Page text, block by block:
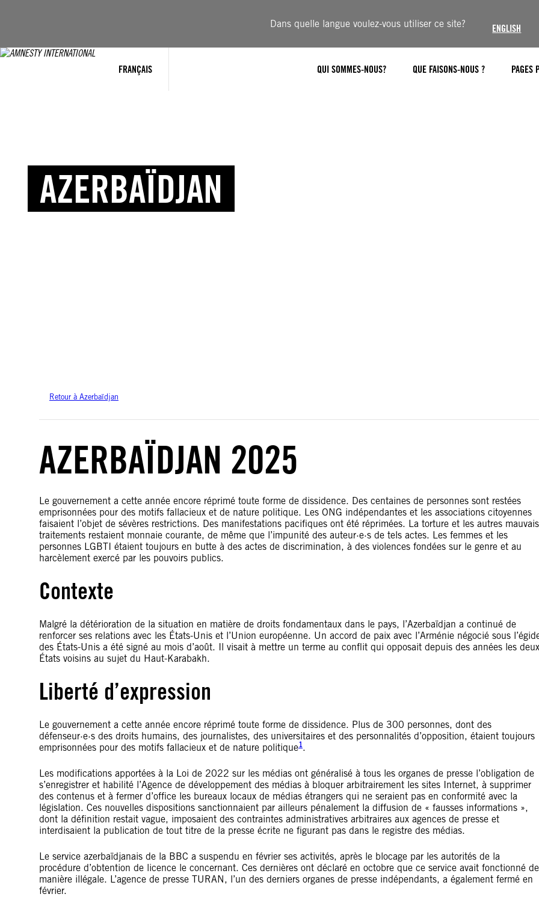
Dans quelle langue voulez-vous utiliser ce site? ENGLISH
FRANÇAIS QUI SOMMES-NOUS? QUE FAISONS-NOUS ? PAGES
AZERBAÏDJAN
Retour à Azerbaïdjan
AZERBAÏDJAN 2025
Le gouvernement a cette année encore réprimé toute forme de dissidence. Des centaines de personnes sont restées
emprisonnées pour des motifs fallacieux et de nature politique. Les ONG indépendantes et les associations citoyennes
faisaient l’objet de sévères restrictions. Des manifestations pacifiques ont été réprimées. La torture et les autres mauvais
traitements restaient monnaie courante, de même que l’impunité des auteur·e·s de tels actes. Les femmes et les
personnes LGBTI étaient toujours en butte à des actes de discrimination, à des violences fondées sur le genre et au
harcèlement exercé par les pouvoirs publics.
Contexte
Malgré la détérioration de la situation en matière de droits fondamentaux dans le pays, l’Azerbaïdjan a continué de
renforcer ses relations avec les États-Unis et l’Union européenne. Un accord de paix avec l’Arménie négocié sous
des États-Unis a été signé au mois d’août. Il visait à mettre un terme au conflit qui opposait depuis des années les deux
États voisins au sujet du Haut-Karabakh.
Liberté d’expression
Le gouvernement a cette année encore réprimé toute forme de dissidence. Plus de 300 personnes, dont des
défenseur·e·s des droits humains, des journalistes, des universitaires et des personnalités d’opposition, étaient toujours
emprisonnées pour des motifs fallacieux et de nature politique1.
Les modifications apportées à la Loi de 2022 sur les médias ont généralisé à tous les organes de presse l’obligation de
s’enregistrer et habilité l’Agence de développement des médias à bloquer arbitrairement les sites Internet, à supprimer
des contenus et à fermer d’office les bureaux locaux de médias étrangers qui ne seraient pas en conformité avec la
législation. Ces nouvelles dispositions sanctionnaient par ailleurs pénalement la diffusion de « fausses informations »,
dont la définition restait vague, imposaient des contraintes administratives arbitraires aux agences de presse et
interdisaient la publication de tout titre de la presse écrite ne figurant pas dans le registre des médias.
Le service azerbaïdjanais de la BBC a suspendu en février ses activités, après le blocage par les autorités de la
procédure d’obtention de licence le concernant. Ces dernières ont déclaré en octobre que ce service avait fonctionné de
manière illégale. L’agence de presse TURAN, l’un des derniers organes de presse indépendants, a également fermé en
février.